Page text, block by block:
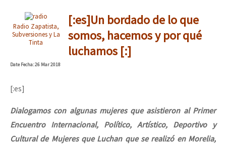
Radio Zapatista,
Subversiones y La
Tinta
[:es]Un bordado de lo que
somos, hacemos y por qué
luchamos [:]
DateFecha: 26 Mar 2018
[:es]
Dialogamos con algunas mujeres que asistieron al Primer
Encuentro Internacional, Político, Artístico, Deportivo y
Cultural de Mujeres que Luchan que se realizó en Morelia,